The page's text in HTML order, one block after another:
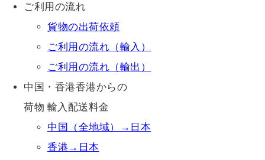
ご利用の流れ
貨物の出荷依頼
ご利用の流れ（輸入）
ご利用の流れ（輸出）
中国・香港香港からの
荷物 輸入配送料金
中国（全地域）→日本
香港→日本